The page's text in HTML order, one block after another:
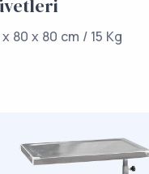
80 x 80 cm / 15 Kg